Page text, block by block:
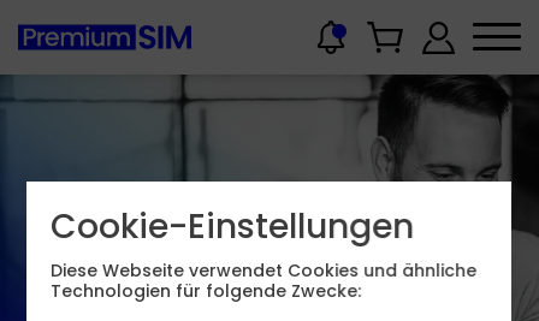
Cookie-Einstellungen
Diese Webseite verwendet Cookies und ähnliche
Technologien für folgende Zwecke: